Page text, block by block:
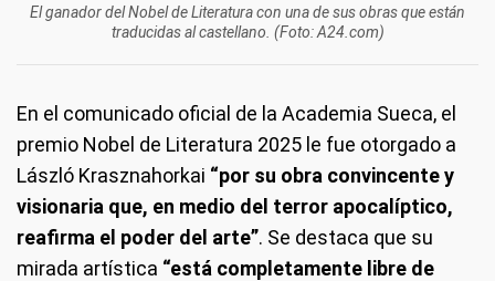
El ganador del Nobel de Literatura con una de sus obras que están
traducidas al castellano. (Foto: A24.com)
En el comunicado oficial de la Academia Sueca, el
premio Nobel de Literatura 2025 le fue otorgado a
László Krasznahorkai “por su obra convincente y
visionaria que, en medio del terror apocalíptico,
reafirma el poder del arte”. Se destaca que su
mirada artística “está completamente libre de